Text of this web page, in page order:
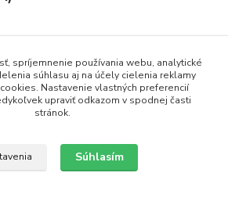
spríjemnenie používania webu, analytické
súhlasu aj na účely cielenia reklamy
Nastavenie vlastných preferencií
upraviť odkazom v spodnej časti
stránok.
Súhlasím